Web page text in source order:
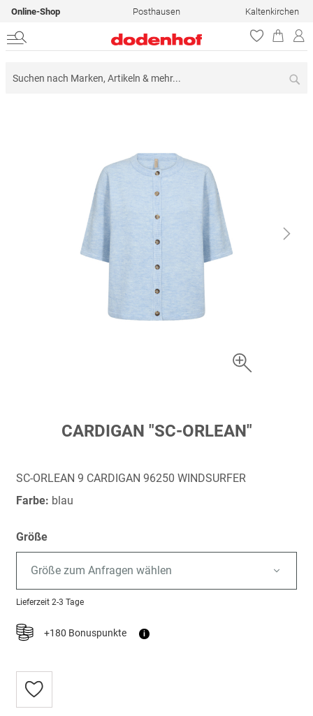
Online-Shop Posthausen Kaltenkirchen
springen
CARDIGAN "SC-ORLEAN"
SC-ORLEAN 9 CARDIGAN 96250 WINDSURFER
Farbe: blau
Größe
Größe zum Anfragen wählen
Lieferzeit 2-3 Tage
+180 Bonuspunkte i
Zur
Wunschliste